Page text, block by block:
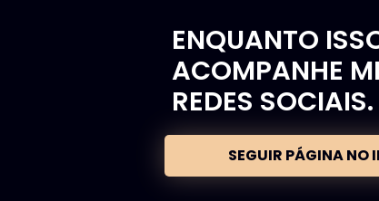
ENQUANTO
ACOMPANHE
REDES SOCIAIS.
SEGUIR PÁGINA NO